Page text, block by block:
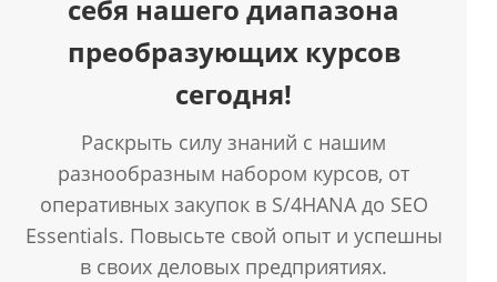
себя нашего диапазона
преобразующих курсов
сегодня!
Раскрыть силу знаний с нашим
разнообразным набором курсов, от
оперативных закупок в S/4HANA до SEO
Essentials. Повысьте свой опыт и успешны
в своих деловых предприятиях.